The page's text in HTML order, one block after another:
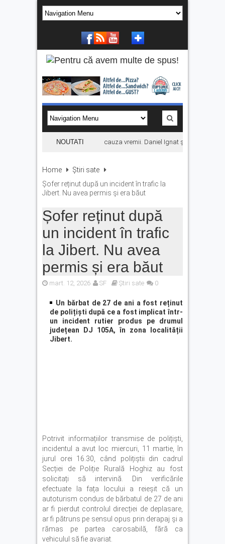
NOUTATI
Concertul KLUMEA se amână din cauza vremii. Daniel Ignat și Titi Cîrstea
Home
Știri sate
Șofer reținut după un incident în trafic la
Jibert. Nu avea permis și era băut
Șofer reținut după
un incident în trafic
la Jibert. Nu avea
permis și era băut
mart. 12, 2026 SF Știri sate 0
Un bărbat de 27 de ani a fost reținut
de polițiști după ce a fost implicat într-
un incident rutier produs pe drumul
județean DJ 105A, în zona localității
Jibert.
Potrivit informațiilor transmise de polițiști,
incidentul a avut loc miercuri, 11 martie, în
jurul orei 16.30, când polițiștii din cadrul
Secției de Poliție Rurală Hoghiz au fost
solicitați să intervină. Din verificările
efectuate la fața locului a reieșit că un
autoturism condus de bărbatul de 27 de ani
ar fi pierdut controlul direcției de deplasare,
ar fi pătruns pe sensul opus prin derapaj și a
rămas pe partea carosabilă, fără ca
vehiculul să fie avariat.